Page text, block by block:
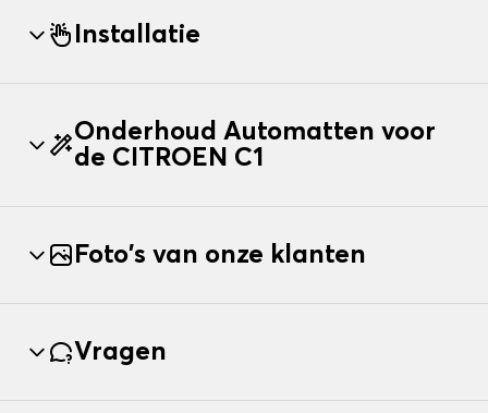
Installatie
Onderhoud Automatten voor
de CITROEN C1
Foto's van onze klanten
Vragen